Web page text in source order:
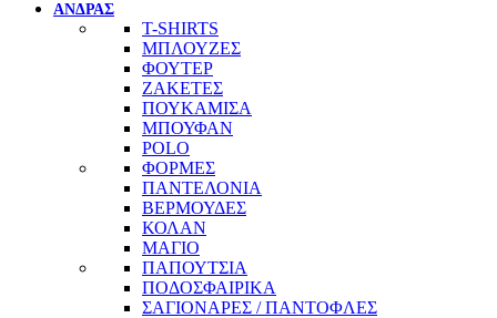
ΑΝΔΡΑΣ
T-SHIRTS
ΜΠΛΟΥΖΕΣ
ΦΟΥΤΕΡ
ΖΑΚΕΤΕΣ
ΠΟΥΚΑΜΙΣΑ
ΜΠΟΥΦΑΝ
POLO
ΦΟΡΜΕΣ
ΠΑΝΤΕΛΟΝΙΑ
ΒΕΡΜΟΥΔΕΣ
ΚΟΛΑΝ
ΜΑΓΙΟ
ΠΑΠΟΥΤΣΙΑ
ΠΟΔΟΣΦΑΙΡΙΚΑ
ΣΑΓΙΟΝΑΡΕΣ / ΠΑΝΤΟΦΛΕΣ